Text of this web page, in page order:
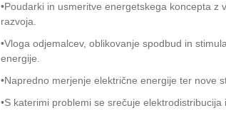
•Poudarki in usmeritve energetskega koncepta
razvoja.
•Vloga odjemalcev, oblikovanje spodbud in
energije.
•Napredno merjenje električne energije ter nove
•S katerimi problemi se srečuje